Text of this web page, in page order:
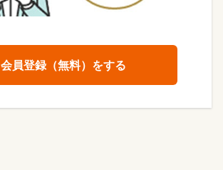
会員登録（無料）をする